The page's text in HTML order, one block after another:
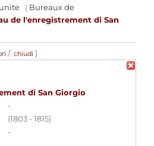
| Bureaux de
de l'enregistrement di San
/ chiudi ]
di San Giorgio
-
(1803 - 1815)
-